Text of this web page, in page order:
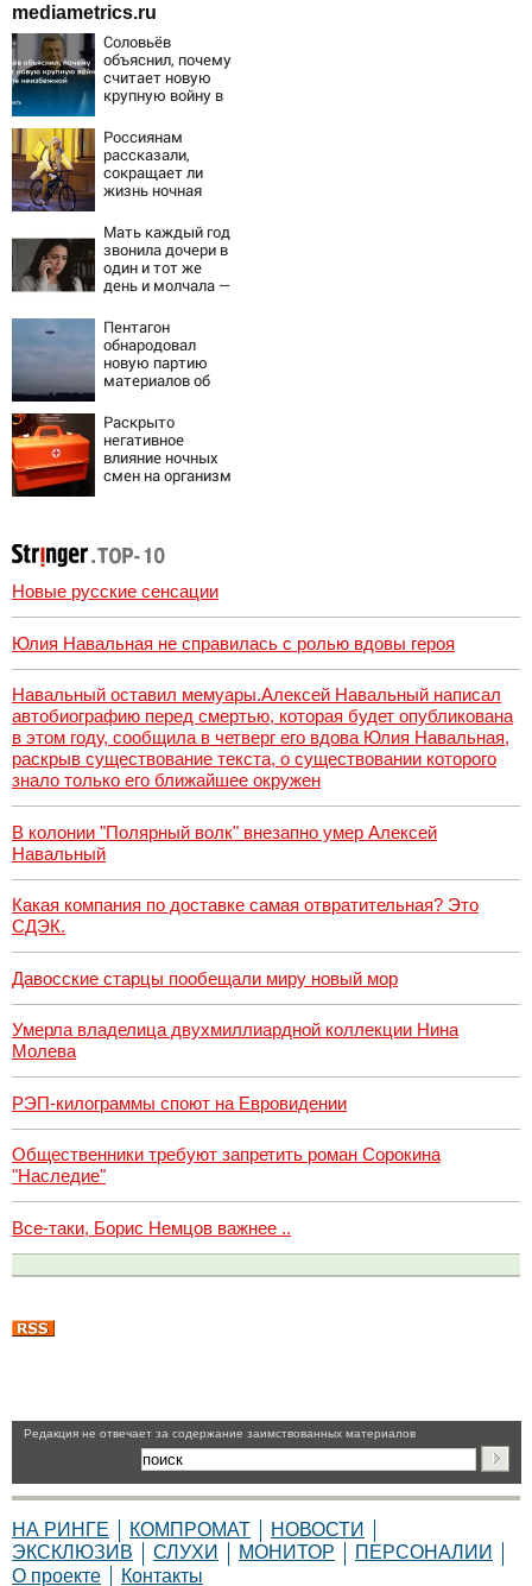
mediametrics.ru
Соловьёв
объяснил, почему
считает новую
крупную войну в
неизбежной
Россиянам
рассказали,
сокращает ли
жизнь ночная
Мать каждый год
звонила дочери в
один и тот же
день и молчала —
раскрылась
слишком поздно:
история одной
семьи
Пентагон
обнародовал
новую партию
материалов об
Вести.ru
Раскрыто
негативное
влияние ночных
смен на организм
Новые русские сенсации
Юлия Навальная не справилась с ролью вдовы героя
Навальный оставил мемуары.Алексей Навальный написал
автобиографию перед смертью, которая будет опубликована
в этом году, сообщила в четверг его вдова Юлия Навальная,
раскрыв существование текста, о существовании которого
знало только его ближайшее окружен
В колонии "Полярный волк" внезапно умер Алексей
Навальный
Какая компания по доставке самая отвратительная? Это
СДЭК.
Давосские старцы пообещали миру новый мор
Умерла владелица двухмиллиардной коллекции Нина
Молева
РЭП-килограммы споют на Евровидении
Общественники требуют запретить роман Сорокина
"Наследие"
Все-таки, Борис Немцов важнее ..
Pедакция не отвечает за содержание заимствованных материалов
НА РИНГЕ КОМПРОМАТ
НОВОСТИ
ЭКСКЛЮЗИВ
СЛУХИ МОНИТОР
ПЕРСОНАЛИИ
О проекте
Контакты